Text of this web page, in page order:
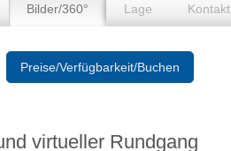
Bilder/360° Lage Kontakt
Preise/Verfügbarkeit/Buchen
virtueller Rundgang